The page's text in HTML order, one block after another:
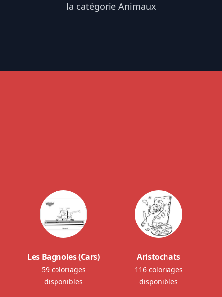
la catégorie Animaux
Les Bagnoles (Cars)
59 coloriages
disponibles
Aristochats
116 coloriages
disponibles